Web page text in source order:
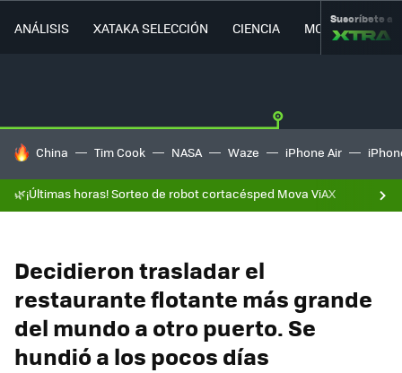
ANÁLISIS XATAKA SELECCIÓN CIENCIA MOVILIDAD
Suscríbete a
HOY SE HABLA DE
China Tim Cook NASA Waze iPhone Air
🌿¡Últimas horas! Sorteo de robot cortacésped Mova ViAX
Decidieron trasladar el
restaurante flotante más grande
del mundo a otro puerto. Se
hundió a los pocos días